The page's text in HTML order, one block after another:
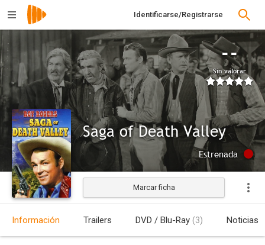
Identificarse/Registrarse
--
Sin valorar
Saga of Death Valley
Estrenada
Marcar ficha
Información Trailers DVD / Blu-Ray (3) Noticias